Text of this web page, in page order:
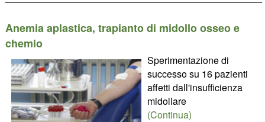
Anemia aplastica, trapianto di midollo osseo e
chemio
Sperimentazione di
successo su 16 pazienti
affetti dall'insufficienza
midollare
(Continua)